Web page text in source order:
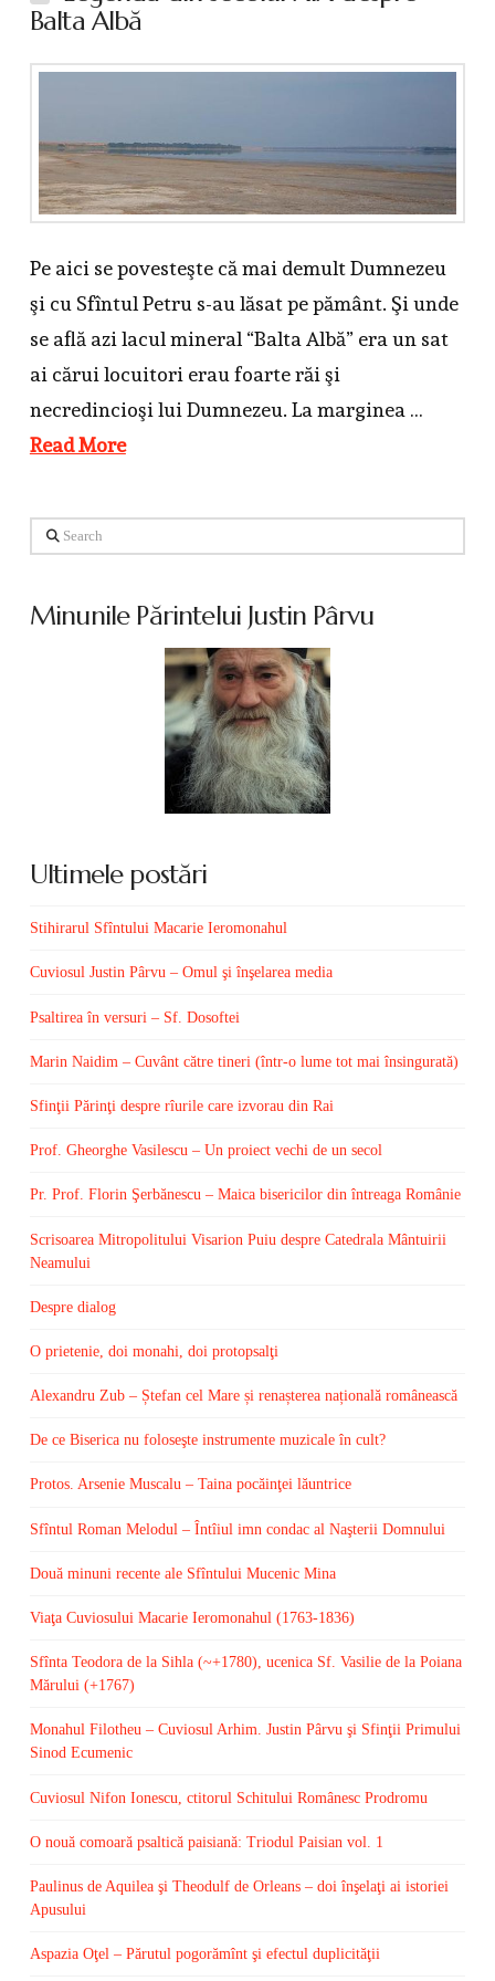
Balta Albă
Pe aici se povesteşte că mai demult Dumnezeu
şi cu Sfîntul Petru s-au lăsat pe pământ. Şi unde
se află azi lacul mineral “Balta Albă” era un sat
ai cărui locuitori erau foarte răi şi
necredincioşi lui Dumnezeu. La marginea …
Read More
Search
Minunile Părintelui Justin Pârvu
Ultimele postări
Stihirarul Sfîntului Macarie Ieromonahul
Cuviosul Justin Pârvu – Omul şi înşelarea media
Psaltirea în versuri – Sf. Dosoftei
Marin Naidim – Cuvânt către tineri (într-o lume tot mai însingurată)
Sfinţii Părinţi despre rîurile care izvorau din Rai
Prof. Gheorghe Vasilescu – Un proiect vechi de un secol
Pr. Prof. Florin Şerbănescu – Maica bisericilor din întreaga Românie
Scrisoarea Mitropolitului Visarion Puiu despre Catedrala Mântuirii
Neamului
Despre dialog
O prietenie, doi monahi, doi protopsalţi
Alexandru Zub – Ștefan cel Mare și renașterea națională românească
De ce Biserica nu foloseşte instrumente muzicale în cult?
Protos. Arsenie Muscalu – Taina pocăinţei lăuntrice
Sfîntul Roman Melodul – Întîiul imn condac al Naşterii Domnului
Două minuni recente ale Sfîntului Mucenic Mina
Viaţa Cuviosului Macarie Ieromonahul (1763-1836)
Sfînta Teodora de la Sihla (~+1780), ucenica Sf. Vasilie de la Poiana
Mărului (+1767)
Monahul Filotheu – Cuviosul Arhim. Justin Pârvu şi Sfinţii Primului
Sinod Ecumenic
Cuviosul Nifon Ionescu, ctitorul Schitului Românesc Prodromu
O nouă comoară psaltică paisiană: Triodul Paisian vol. 1
Paulinus de Aquilea şi Theodulf de Orleans – doi înşelaţi ai istoriei
Apusului
Aspazia Oţel – Părutul pogorămînt şi efectul duplicităţii